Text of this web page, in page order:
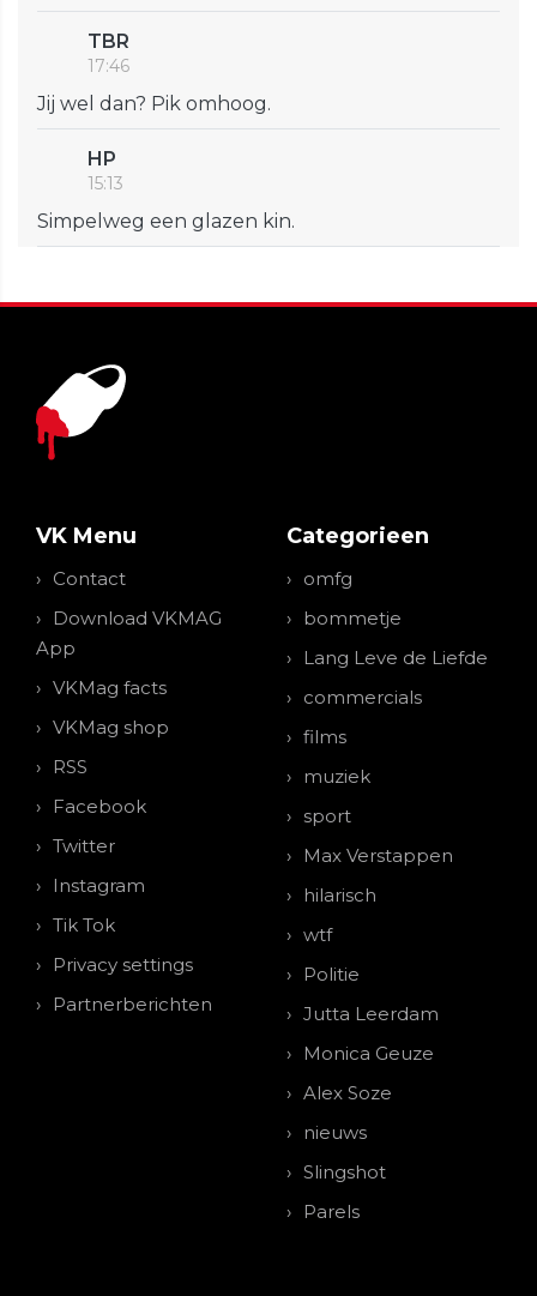
TBR
17:46
Jij wel dan? Pik omhoog.
HP
15:13
Simpelweg een glazen kin.
VK Menu
Contact
Download VKMAG
App
VKMag facts
VKMag shop
RSS
Facebook
Twitter
Instagram
Tik Tok
Privacy settings
Partnerberichten
Categorieen
omfg
bommetje
Lang Leve de Liefde
commercials
films
muziek
sport
Max Verstappen
hilarisch
wtf
Politie
Jutta Leerdam
Monica Geuze
Alex Soze
nieuws
Slingshot
Parels